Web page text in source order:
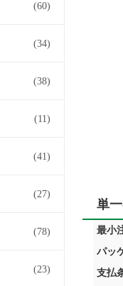
(60)
(34)
(38)
(11)
(41)
(27)
(78)
(23)
単
最小
パッ
支払